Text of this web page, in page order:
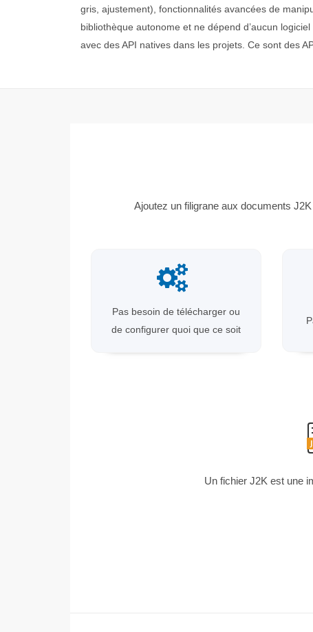
gris, ajustement), fonctionnalités avancées de
bibliothèque autonome et ne dépend d’aucun
avec des API natives dans les projets. Ce sont des
Ajoutez un filigrane aux documents
Pas besoin de télécharger ou
de configurer quoi que ce soit
Un fichier J2K est une